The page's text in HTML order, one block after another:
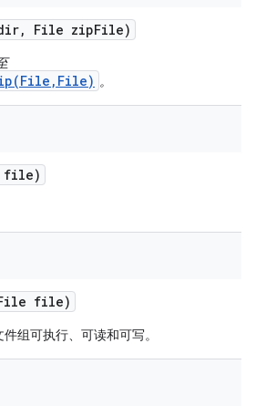
, File zipFile)
。
file)
file)
组可执行、可读和可写。